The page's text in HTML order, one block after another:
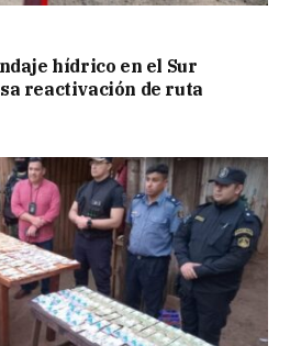
hídrico en el Sur
reactivación de ruta